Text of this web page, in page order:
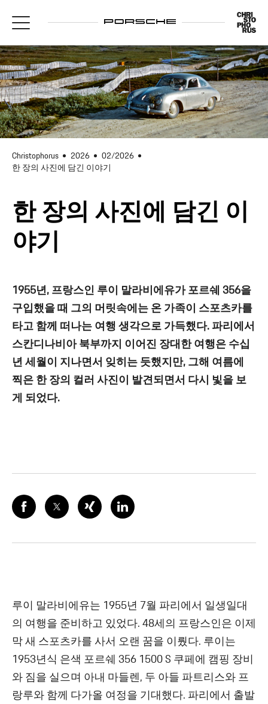
Christophorus 2026
02/2026
한 장의 사진에 담긴 이야기
한 장의 사진에 담긴 이
야기
1955년, 프랑스인 루이 말라비에유가 포르쉐 356을
구입했을 때 그의 머릿속에는 온 가족이 스포츠카를
타고 함께 떠나는 여행 생각으로 가득했다. 파리에서
스칸디나비아 북부까지 이어진 장대한 여행은 수십
년 세월이 지나면서 잊히는 듯했지만, 그해 여름에
찍은 한 장의 컬러 사진이 발견되면서 다시 빛을 보
게 되었다.
루이 말라비에유는 1955년 7월 파리에서 일생일대
의 여행을 준비하고 있었다. 48세의 프랑스인은 이제
막 새 스포츠카를 사서 오랜 꿈을 이뤘다. 루이는
1953년식 은색 포르쉐 356 1500 S 쿠페에 캠핑 장비
와 짐을 실으며 아내 마들렌, 두 아들 파트리스와 프
랑루와 함께 다가올 여정을 기대했다. 파리에서 출발